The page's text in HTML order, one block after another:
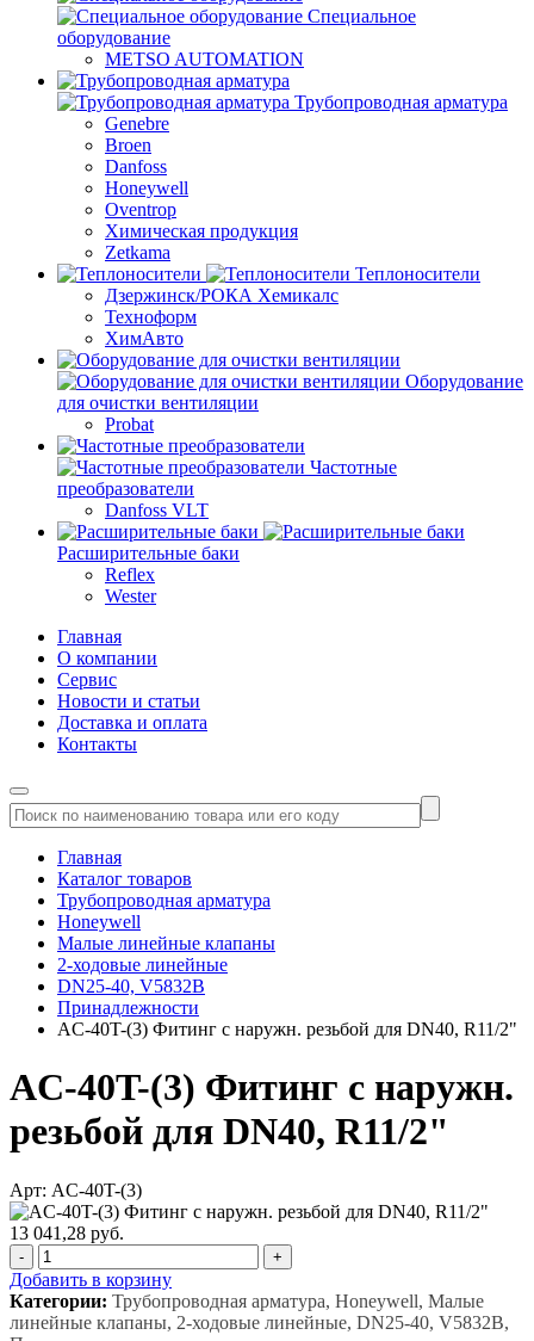
Специальное
оборудование
METSO AUTOMATION
Трубопроводная арматура
Genebre
Broen
Danfoss
Honeywell
Oventrop
Химическая продукция
Zetkama
Теплоносители
Дзержинск/РОКА Хемикалс
Техноформ
ХимАвто
Оборудование
для очистки вентиляции
Probat
Частотные
преобразователи
Danfoss VLT
Расширительные баки
Reflex
Wester
Главная
О компании
Сервис
Новости и статьи
Доставка и оплата
Контакты
Главная
Каталог товаров
Трубопроводная арматура
Honeywell
Малые линейные клапаны
2-ходовые линейные
DN25-40, V5832B
Принадлежности
AC-40T-(3) Фитинг с наружн. резьбой для DN40, R11/2"
AC-40T-(3) Фитинг с наружн.
резьбой для DN40, R11/2"
Арт: AC-40T-(3)
13 041,28 руб.
- +
Добавить в корзину
Категории: Трубопроводная арматура, Honeywell, Малые
линейные клапаны, 2-ходовые линейные, DN25-40, V5832B,